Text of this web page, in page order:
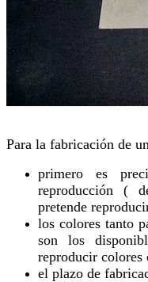
Para la fabricación de
primero es
reproducción (
pretende
los colores tanto
son los
reproducir colores
el plazo de